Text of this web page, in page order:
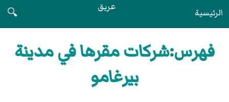
الرئيسية عريق
🔍
فهرس:شركات مقرها في مدينة
بيرغامو